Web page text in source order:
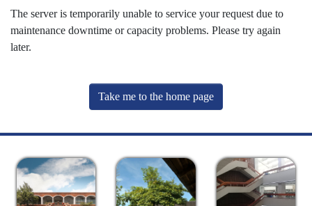
The server is temporarily unable to service your request due to
maintenance downtime or capacity problems. Please try again
later.
Take me to the home page